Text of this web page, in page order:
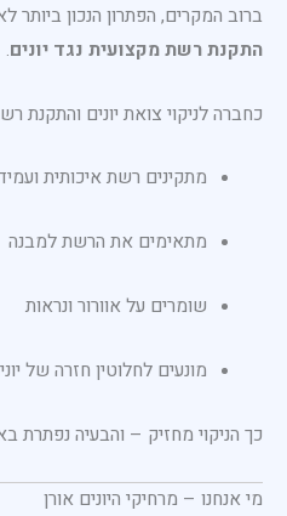
ברוב המקרים, הפתרון הנכון ביותר
התקנת רשת מקצועית נגד יונים.
כחברה לניקוי צואת יונים והתקנת
מתקינים רשת איכותית
מתאימים את הרשת למבנה
שומרים על אוורור ונראות
מונעים לחלוטין חזרה של
כך הניקוי מחזיק – והבעיה נפתרת
מי אנחנו – מרחיקי היונים אורן